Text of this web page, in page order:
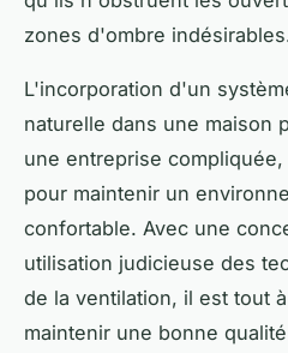
zones d'ombre
L'incorporation d'un
naturelle dans une maison
une entreprise
pour maintenir un
confortable. Avec une
utilisation judicieuse des
de la ventilation, il est tout
maintenir une bonne